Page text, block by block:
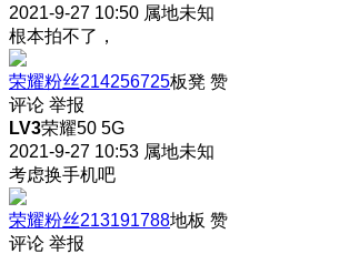
2021-9-27 10:50 属地未知
根本拍不了，
荣耀粉丝214256725板凳 赞
评论 举报
LV3荣耀50 5G
2021-9-27 10:53 属地未知
考虑换手机吧
荣耀粉丝213191788地板 赞
评论 举报